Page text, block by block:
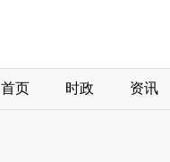
首页 时政 资讯